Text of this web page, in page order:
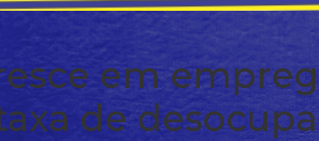
em
de